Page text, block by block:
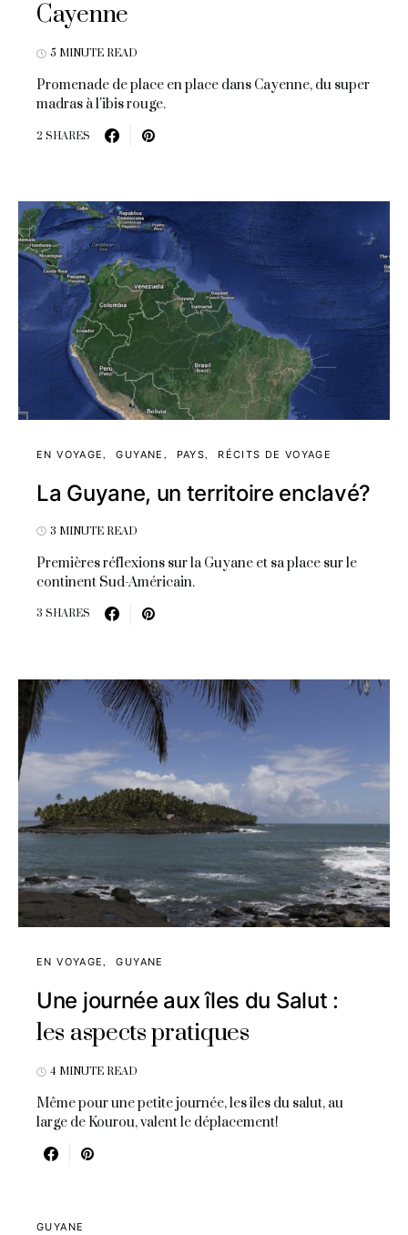
Cayenne
5 MINUTE READ
Promenade de place en place dans Cayenne, du super
madras à l'ibis rouge.
2 SHARES
EN VOYAGE GUYANE PAYS RÉCITS DE VOYAGE
La Guyane, un territoire enclavé?
3 MINUTE READ
Premières réflexions sur la Guyane et sa place sur le
continent Sud-Américain.
3 SHARES
EN VOYAGE GUYANE
Une journée aux îles du Salut :
les aspects pratiques
4 MINUTE READ
Même pour une petite journée, les îles du salut, au
large de Kourou, valent le déplacement!
GUYANE